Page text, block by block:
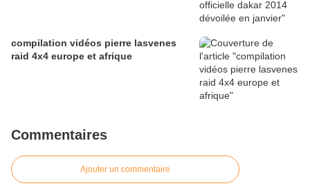
compilation vidéos pierre lasvenes
raid 4x4 europe et afrique
Commentaires
Ajouter un commentaire